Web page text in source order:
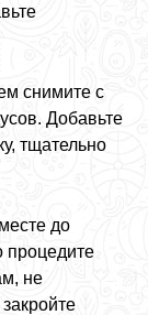
снимите с
Добавьте
тщательно
до
процедите
не